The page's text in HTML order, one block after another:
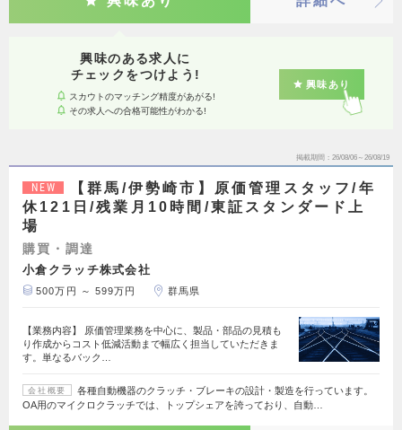
興味のある求人に
チェックをつけよう!
スカウトのマッチング精度があがる!
その求人への合格可能性がわかる!
興味あり
掲載期間 26/08/06～26/08/19
NEW
【群馬/伊勢崎市】原価管理スタッフ/年
休121日/残業月10時間/東証スタンダード上
場
購買・調達
小倉クラッチ株式会社
500万円 ～ 599万円 群馬県
【業務内容】 原価管理業務を中心に、製品・部品の見積も
り作成からコスト低減活動まで幅広く担当していただきま
す。単なるバック…
会社概要
各種自動機器のクラッチ・ブレーキの設計・製造を行っています。
OA用のマイクロクラッチでは、トップシェアを誇っており、自動…